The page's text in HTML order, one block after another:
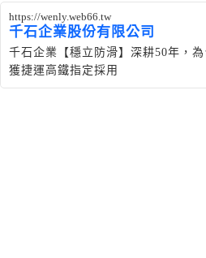
https://wenly.web66.tw
千石企業股份有限公司
千石企業【穩立防滑】深耕50年，
獲捷運高鐵指定採用